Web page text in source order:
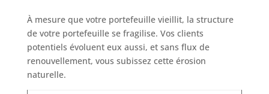
À mesure que votre portefeuille vieillit, la structure
de votre portefeuille se fragilise. Vos clients
potentiels évoluent eux aussi, et sans flux de
renouvellement, vous subissez cette érosion
naturelle.